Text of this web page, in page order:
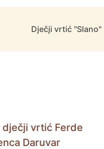
Dječji vrtić "Slano"
dječji vrtić Ferde
Daruvar